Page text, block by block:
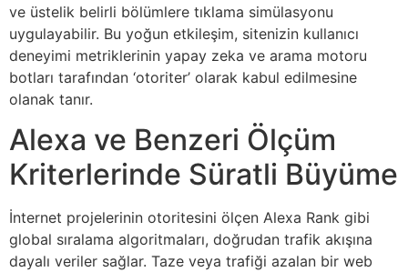
ve üstelik belirli bölümlere tıklama simülasyonu
uygulayabilir. Bu yoğun etkileşim, sitenizin kullanıcı
deneyimi metriklerinin yapay zeka ve arama motoru
botları tarafından ‘otoriter’ olarak kabul edilmesine
olanak tanır.
Alexa ve Benzeri Ölçüm
Kriterlerinde Süratli Büyüme
İnternet projelerinin otoritesini ölçen Alexa Rank gibi
global sıralama algoritmaları, doğrudan trafik akışına
dayalı veriler sağlar. Taze veya trafiği azalan bir web